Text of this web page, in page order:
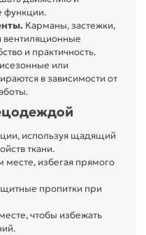
функции.
Карманы, застежки,
и практичность.
или
в зависимости от
используя щадящий
ткани.
избегая прямого
пропитки при
чтобы избежать